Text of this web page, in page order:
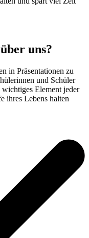
uns?
in Präsentationen zu
und Schüler
wichtiges Element jeder
ihres Lebens halten